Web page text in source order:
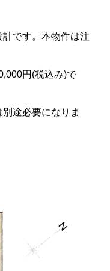
です。本物件は注
円(税込み)で
途必要になりま